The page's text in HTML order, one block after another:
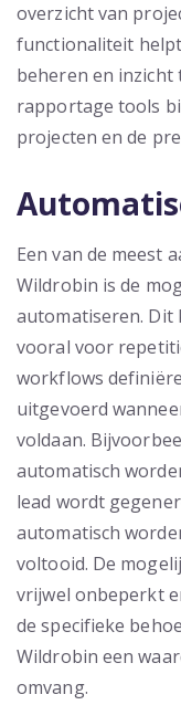
overzicht van
functionaliteit
beheren en
rapportage tools
projecten en de
Een van de meest
Wildrobin is de
automatiseren. Dit
vooral voor
workflows
uitgevoerd
voldaan.
automatisch
lead wordt
automatisch
voltooid. De
vrijwel onbeperkt
de specifieke
Wildrobin een
omvang.